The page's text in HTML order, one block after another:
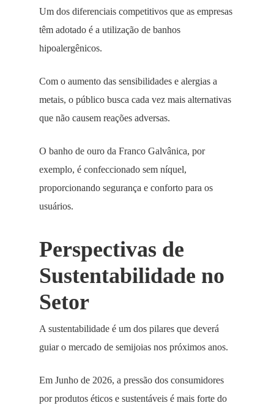
Um dos diferenciais competitivos que as empresas
têm adotado é a utilização de banhos
hipoalergênicos.
Com o aumento das sensibilidades e alergias a
metais, o público busca cada vez mais alternativas
que não causem reações adversas.
O banho de ouro da Franco Galvânica, por
exemplo, é confeccionado sem níquel,
proporcionando segurança e conforto para os
usuários.
Perspectivas de
Sustentabilidade no
Setor
A sustentabilidade é um dos pilares que deverá
guiar o mercado de semijoias nos próximos anos.
Em Junho de 2026, a pressão dos consumidores
por produtos éticos e sustentáveis é mais forte do